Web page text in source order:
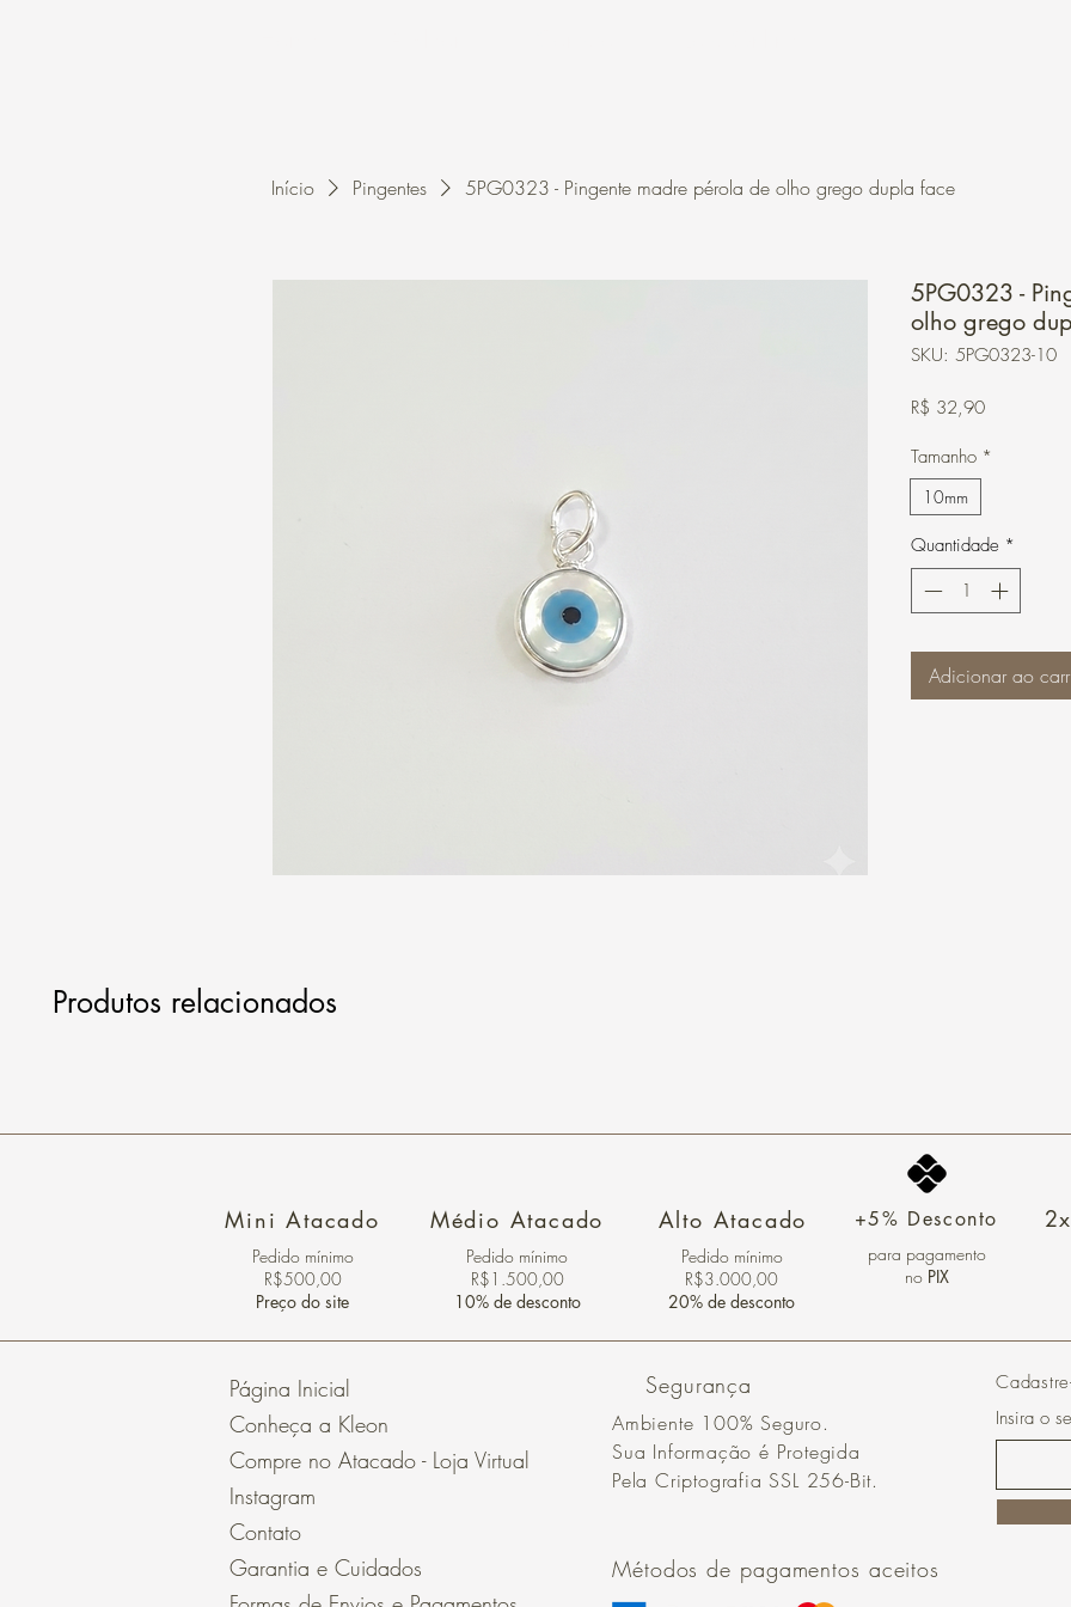
Início Pingentes 5PG0323 - Pingente madre pérola de olho grego dupla face
5PG0323 -
olho grego
SKU: 5PG0323-10
R$ 32,90Preço
Tamanho *
10mm
Quantidade *
Adicionar ao
Produtos relacionados
Mini Atacado
Pedido ​mínimo
R$500,00
Preço do site
Médio Atacado
Pedido mínimo
R$1.500,00
10% de desconto
Alto Atacado
Pedido mínimo
R$3.000,00
20% de desconto
+5% Desconto
para pagamento
no PIX
Página Inicial
Conheça a Kleon
Compre no Atacado - Loja Virtual
Instagram
Contato
Garantia e Cuidados
Segurança
Ambiente 100% Seguro.
Sua Informação é Protegida
Pela Criptografia SSL 256-Bit.
Métodos de pagamentos aceitos
Insira o